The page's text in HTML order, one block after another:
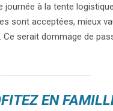
journée à la tente
sont acceptées, mieux
Ce serait dommage de
EN